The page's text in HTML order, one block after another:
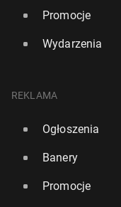
Promocje
Wydarzenia
REKLAMA
Ogłoszenia
Banery
Promocje